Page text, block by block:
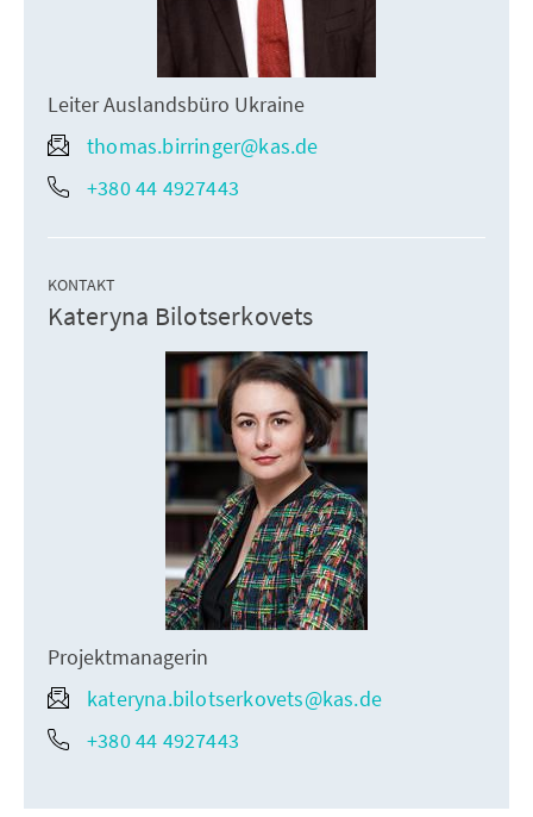
Leiter Auslandsbüro Ukraine
thomas.birringer@kas.de
+380 44 4927443
KONTAKT
Kateryna Bilotserkovets
Projektmanagerin
kateryna.bilotserkovets@kas.de
+380 44 4927443